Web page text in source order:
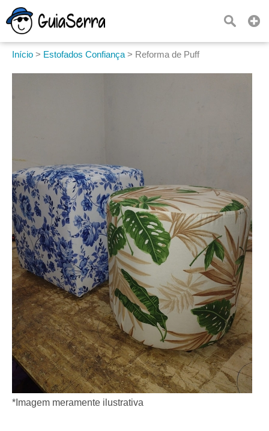
Início > Estofados Confiança > Reforma de Puff
*Imagem meramente ilustrativa